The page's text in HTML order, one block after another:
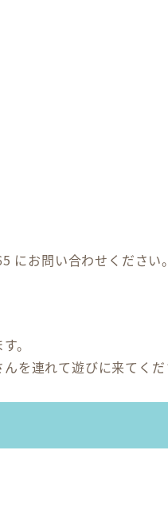
お問い合わせください
。
を連れて遊びに来てくだ